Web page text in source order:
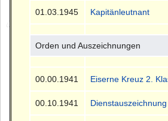
01.03.1945 Kapitänleutnant
Orden und Auszeichnungen
00.00.1941 Eiserne Kreuz 2.
00.10.1941